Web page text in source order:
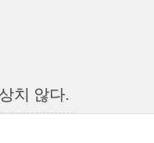
치 않다.